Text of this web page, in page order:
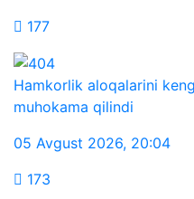
177
Hamkorlik aloqalarini
muhokama qilindi
05 Avgust 2026, 20:04
173